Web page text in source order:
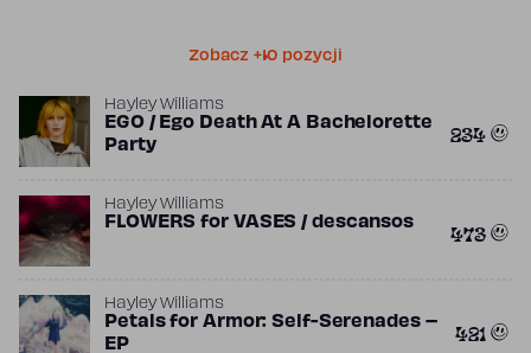
Zobacz +10 pozycji
Hayley Williams
EGO / Ego Death At A Bachelorette
Party
234
Hayley Williams
FLOWERS for VASES / descansos 473
Hayley Williams
Petals for Armor: Self-Serenades –
EP
421